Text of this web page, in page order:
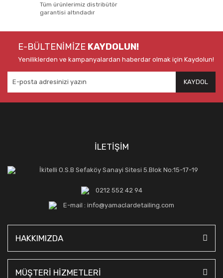
Tüm ürünlerimiz distribütör
garantisi altındadır
E-BÜLTENİMİZE KAYDOLUN!
Yeniliklerden ve kampanyalardan haberdar olmak için Kaydolun!
KAYDOL
İLETİŞİM
İkitelli O.S.B Sefaköy Sanayi Sitesi 5.Blok No:15-17-19
0212 552 42 94
E-mail : info@yamaclardetailing.com
HAKKIMIZDA
MÜŞTERİ HİZMETLERİ